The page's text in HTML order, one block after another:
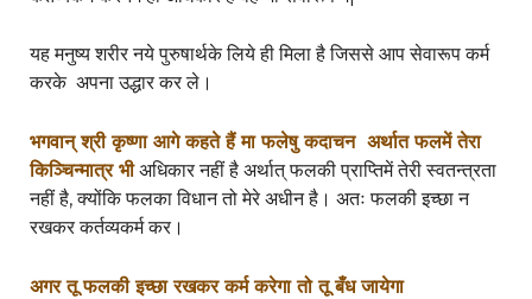
यह मनुष्य शरीर नये पुरुषार्थके लिये ही मिला है जिससे आप सेवारूप कर्म
करके अपना उद्धार कर ले।
भगवान् श्री कृष्णा आगे कहते हैंमा फलेषु कदाचन अर्थात फलमें तेरा
किञ्चिन्मात्र भीअधिकार नहीं है अर्थात् फलकी प्राप्तिमें तेरी स्वतन्त्रता
नहीं है, क्योंकि फलका विधान तो मेरे अधीन है। अतः फलकी इच्छा न
रखकर कर्तव्यकर्म कर।
अगर तू फलकी इच्छा रखकर कर्म करेगा तो तू बँध जायेगा